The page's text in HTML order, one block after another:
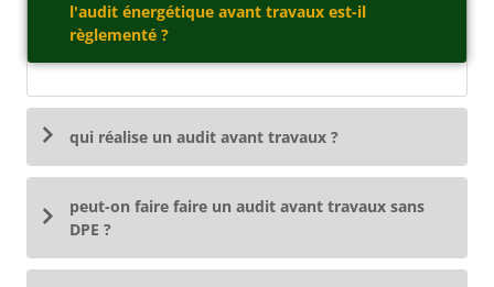
l'audit énergétique avant travaux est-il
règlementé ?
qui réalise un audit avant travaux ?
peut-on faire faire un audit avant travaux sans
DPE ?